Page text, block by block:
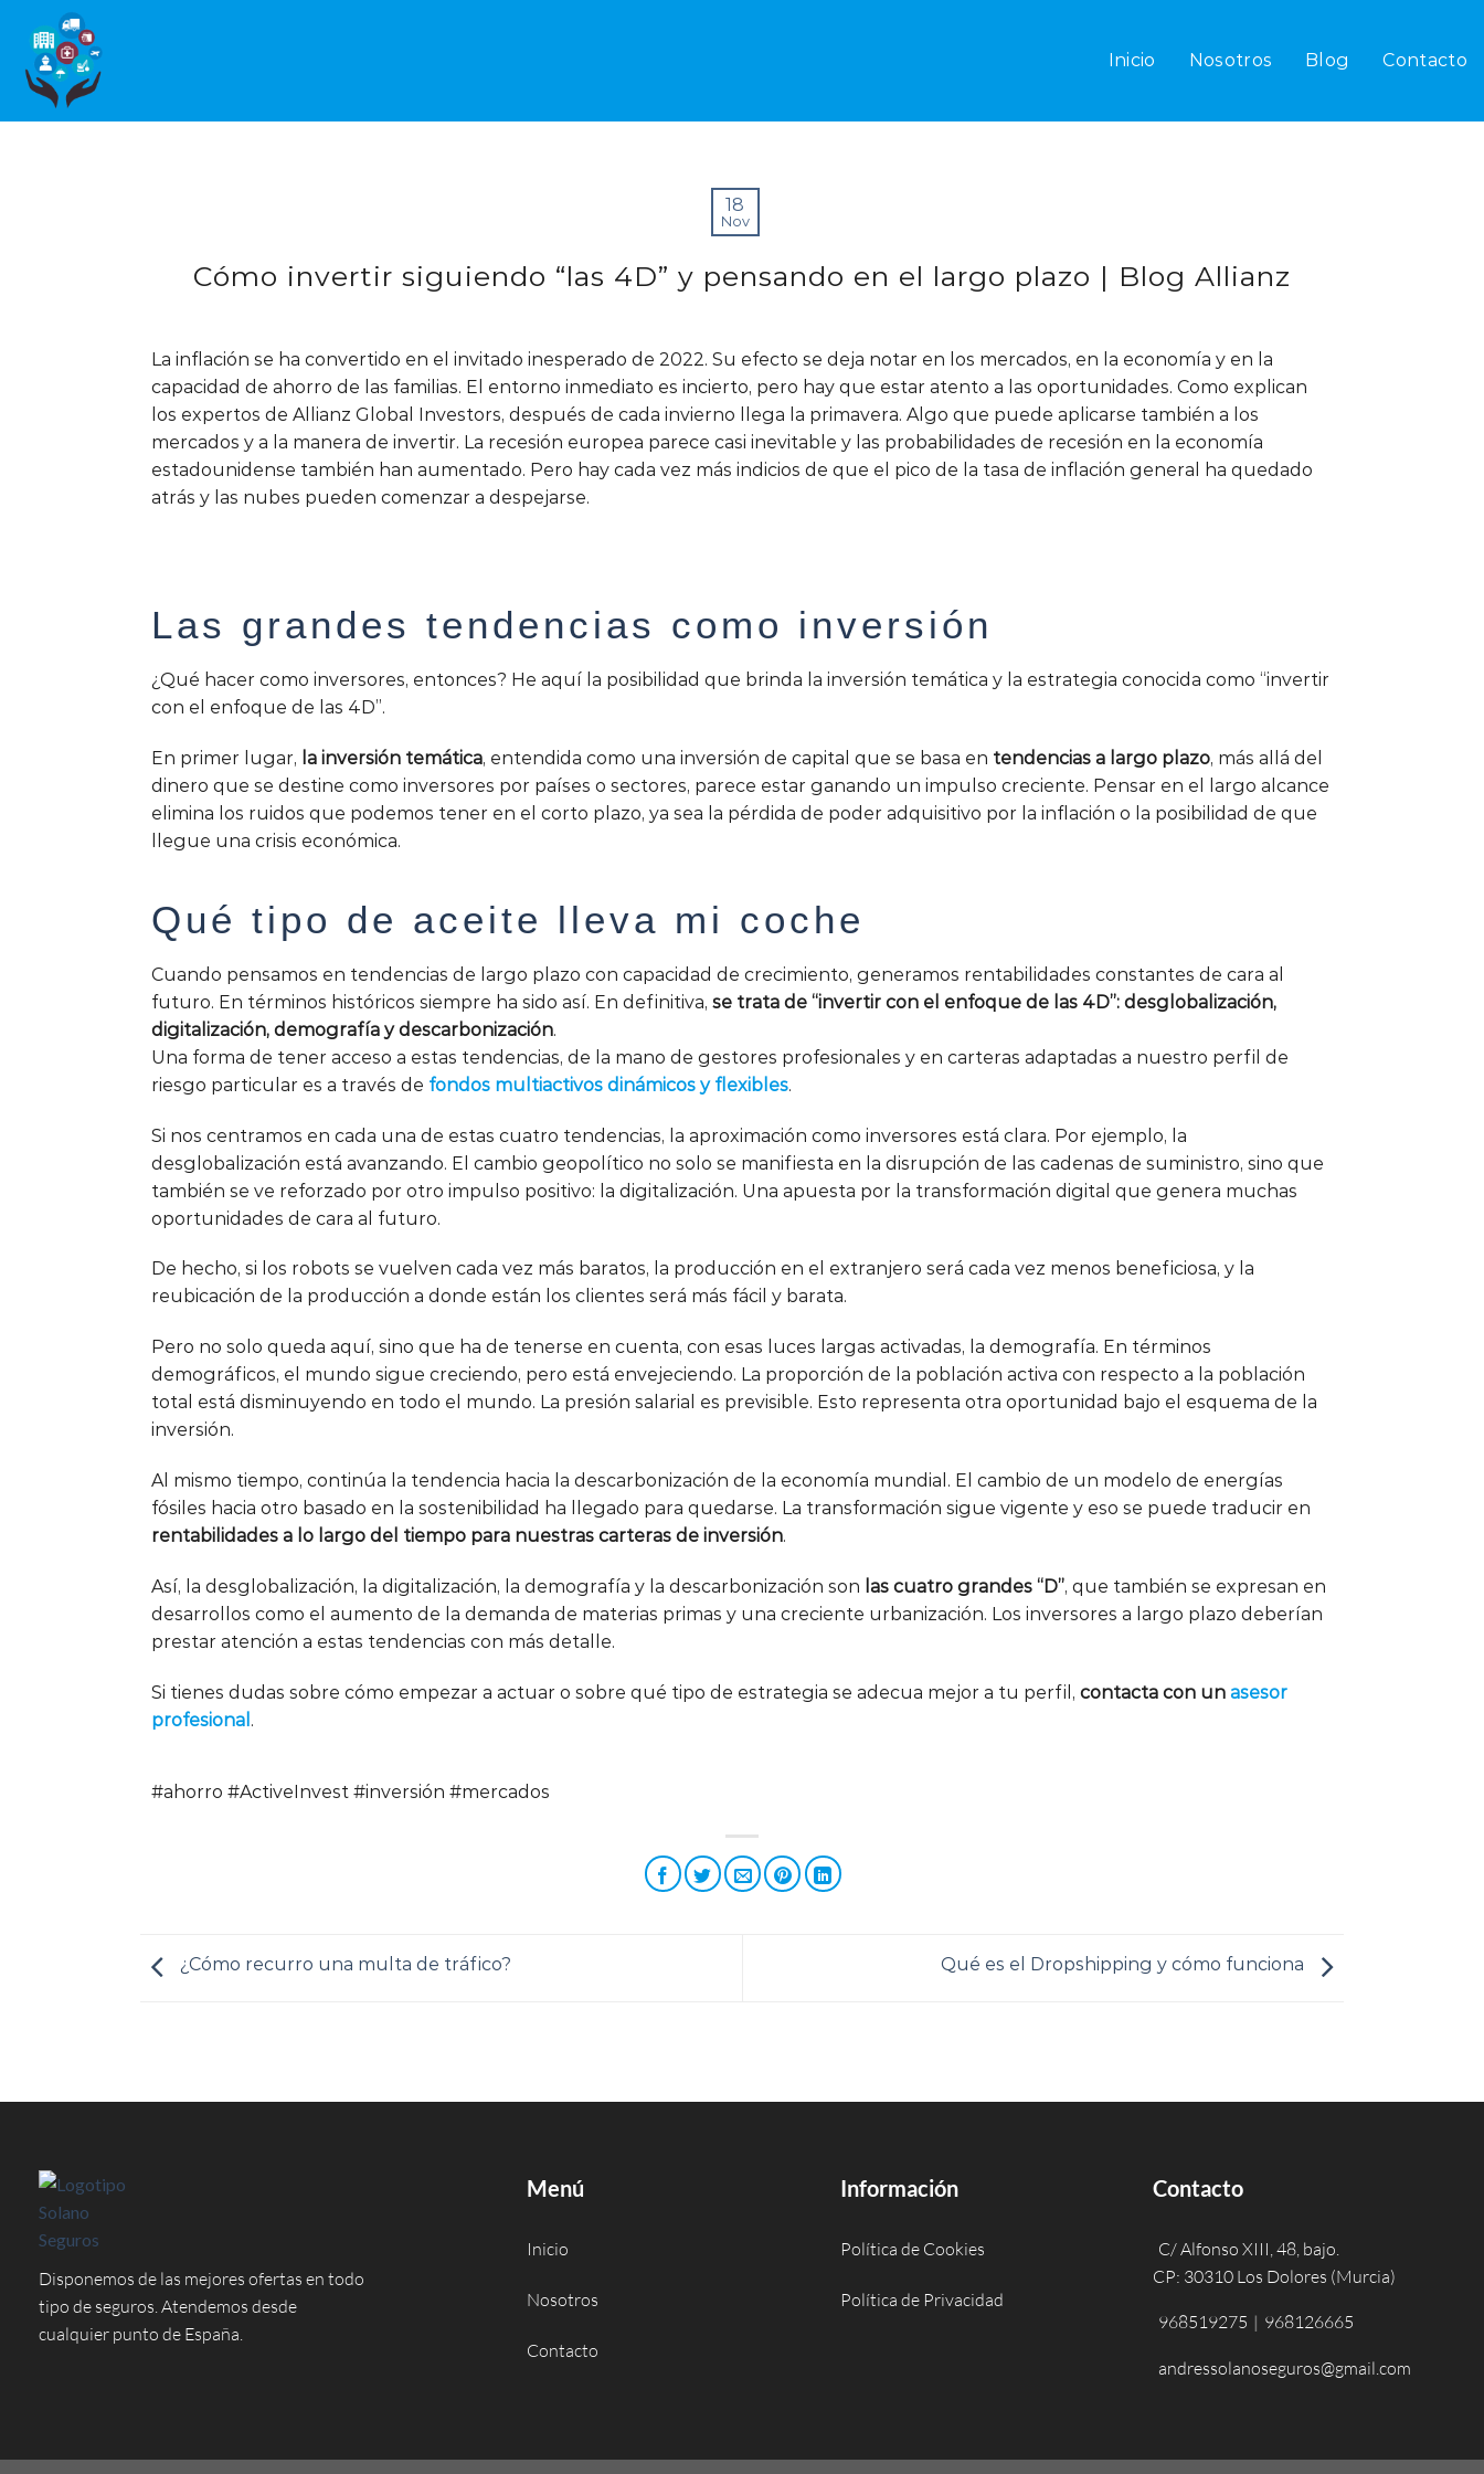
Inicio Nosotros Blog Contacto
18
Nov
Cómo invertir siguiendo “las 4D” y pensando en el largo plazo | Blog Allianz
La inflación se ha convertido en el invitado inesperado de 2022. Su efecto se deja notar en los mercados, en la economía y en la
capacidad de ahorro de las familias. El entorno inmediato es incierto, pero hay que estar atento a las oportunidades. Como explican
los expertos de Allianz Global Investors, después de cada invierno llega la primavera. Algo que puede aplicarse también a los
mercados y a la manera de invertir. La recesión europea parece casi inevitable y las probabilidades de recesión en la economía
estadounidense también han aumentado. Pero hay cada vez más indicios de que el pico de la tasa de inflación general ha quedado
atrás y las nubes pueden comenzar a despejarse.
Las grandes tendencias como inversión
¿Qué hacer como inversores, entonces? He aquí la posibilidad que brinda la inversión temática y la estrategia conocida como “invertir
con el enfoque de las 4D”.
En primer lugar, la inversión temática, entendida como una inversión de capital que se basa en tendencias a largo plazo, más allá del
dinero que se destine como inversores por países o sectores, parece estar ganando un impulso creciente. Pensar en el largo alcance
elimina los ruidos que podemos tener en el corto plazo, ya sea la pérdida de poder adquisitivo por la inflación o la posibilidad de que
llegue una crisis económica.
Qué tipo de aceite lleva mi coche
Cuando pensamos en tendencias de largo plazo con capacidad de crecimiento, generamos rentabilidades constantes de cara al
futuro. En términos históricos siempre ha sido así. En definitiva, se trata de “invertir con el enfoque de las 4D”: desglobalización,
digitalización, demografía y descarbonización.
Una forma de tener acceso a estas tendencias, de la mano de gestores profesionales y en carteras adaptadas a nuestro perfil de
riesgo particular es a través de fondos multiactivos dinámicos y flexibles.
Si nos centramos en cada una de estas cuatro tendencias, la aproximación como inversores está clara. Por ejemplo, la
desglobalización está avanzando. El cambio geopolítico no solo se manifiesta en la disrupción de las cadenas de suministro, sino que
también se ve reforzado por otro impulso positivo: la digitalización. Una apuesta por la transformación digital que genera muchas
oportunidades de cara al futuro.
De hecho, si los robots se vuelven cada vez más baratos, la producción en el extranjero será cada vez menos beneficiosa, y la
reubicación de la producción a donde están los clientes será más fácil y barata.
Pero no solo queda aquí, sino que ha de tenerse en cuenta, con esas luces largas activadas, la demografía. En términos
demográficos, el mundo sigue creciendo, pero está envejeciendo. La proporción de la población activa con respecto a la población
total está disminuyendo en todo el mundo. La presión salarial es previsible. Esto representa otra oportunidad bajo el esquema de la
inversión.
Al mismo tiempo, continúa la tendencia hacia la descarbonización de la economía mundial. El cambio de un modelo de energías
fósiles hacia otro basado en la sostenibilidad ha llegado para quedarse. La transformación sigue vigente y eso se puede traducir en
rentabilidades a lo largo del tiempo para nuestras carteras de inversión.
Así, la desglobalización, la digitalización, la demografía y la descarbonización son las cuatro grandes “D”, que también se expresan en
desarrollos como el aumento de la demanda de materias primas y una creciente urbanización. Los inversores a largo plazo deberían
prestar atención a estas tendencias con más detalle.
Si tienes dudas sobre cómo empezar a actuar o sobre qué tipo de estrategia se adecua mejor a tu perfil, contacta con un asesor
profesional .
#ahorro #ActiveInvest #inversión #mercados
¿Cómo recurro una multa de tráfico? Qué es el Dropshipping y cómo funciona
Disponemos de las mejores ofertas en todo
tipo de seguros. Atendemos desde
cualquier punto de España.
Menú
Inicio
Nosotros
Contacto
Información
Política de Cookies
Política de Privacidad
Contacto
C/ Alfonso XIII, 48, bajo.
CP: 30310 Los Dolores (Murcia)
968519275 | 968126665
andressolanoseguros@gmail.com